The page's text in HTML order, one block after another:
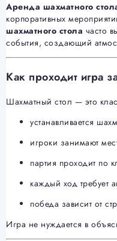
Аренда шахматного
корпоративных
шахматного стола часто
события, создающий
Как проходит игра
Шахматный стол — это
устанавливается
игроки занимают
партия проходит по
каждый ход требует
победа зависит от
Игра не нуждается в